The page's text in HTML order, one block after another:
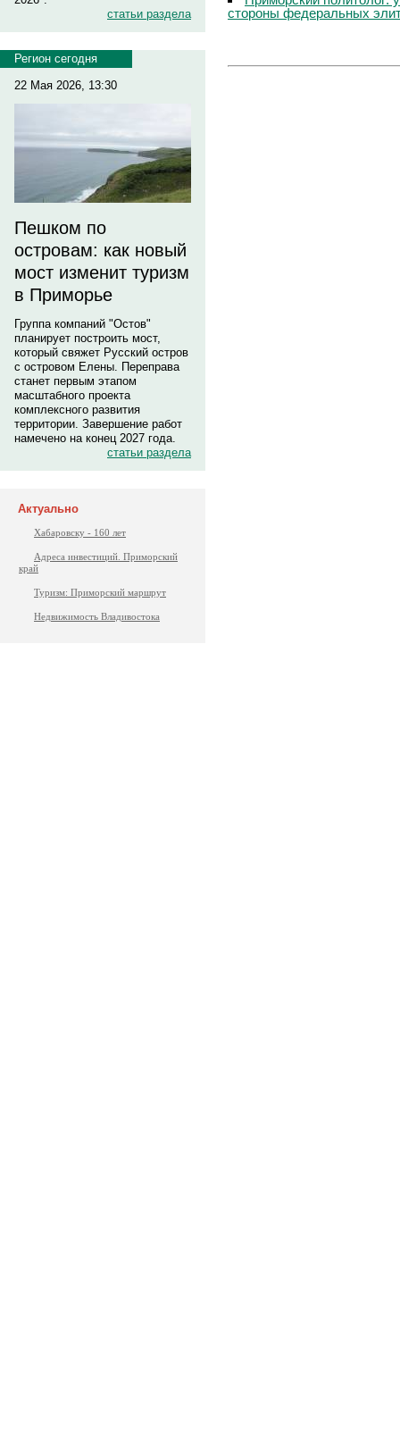
статьи раздела
Регион сегодня
22 Мая 2026, 13:30
Пешком по
островам: как новый
мост изменит туризм
в Приморье
Группа компаний "Остов"
планирует построить мост,
который свяжет Русский остров
с островом Елены. Переправа
станет первым этапом
масштабного проекта
комплексного развития
территории. Завершение работ
намечено на конец 2027 года.
статьи раздела
Актуально
Хабаровску - 160 лет
Адреса инвестиций. Приморский
край
Туризм: Приморский маршрут
Недвижимость Владивостока
стороны федеральных